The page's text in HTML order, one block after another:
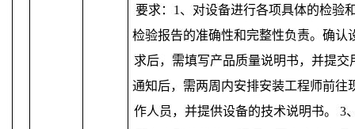
要求：1、对设备进行各项具体的检验
检验报告的准确性和完整性负责。确认
求后，需填写产品质量说明书，并提交
通知后，需两周内安排安装工程师前往
作人员，并提供设备的技术说明书。 3